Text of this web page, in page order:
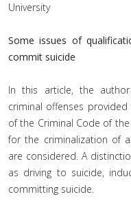
University
Some issues of
commit suicide
In this article, the
criminal offenses provided
of the Criminal Code of
for the criminalization of
are considered. A
as driving to suicide,
committing suicide.